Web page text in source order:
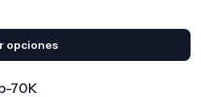
opciones
70K